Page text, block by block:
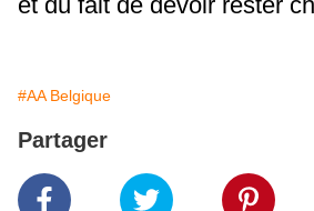
#AA Belgique
Partager